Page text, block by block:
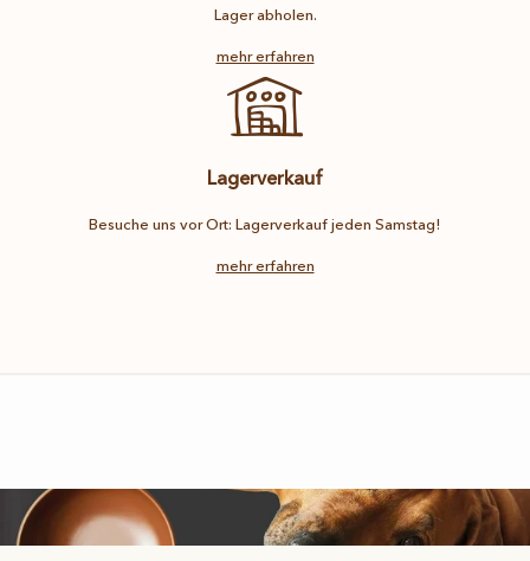
Lager abholen.
mehr erfahren
Lagerverkauf
Besuche uns vor Ort: Lagerverkauf jeden Samstag!
mehr erfahren